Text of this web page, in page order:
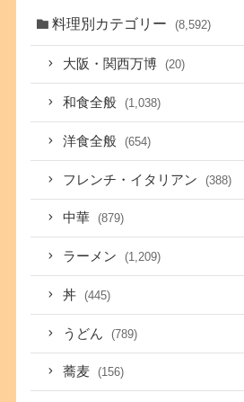
料理別カテゴリー (8,592)
大阪・関西万博 (20)
和食全般 (1,038)
洋食全般 (654)
フレンチ・イタリアン (388)
中華 (879)
ラーメン (1,209)
丼 (445)
うどん (789)
蕎麦 (156)